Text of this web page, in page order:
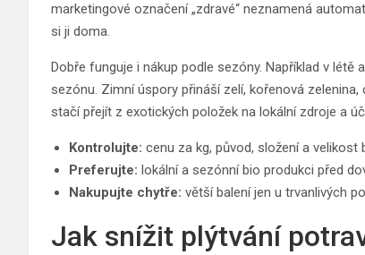
marketingové označení „zdravé“ neznamená
si ji doma.
Dobře funguje i nákup podle sezóny. Například v
sezónu. Zimní úspory přináší zelí, kořenová
stačí přejít z exotických položek na lokální zdroje a
Kontrolujte: cenu za kg, původ, složení a velikost
Preferujte: lokální a sezónní bio produkci před
Nakupujte chytře: větší balení jen u trvanlivých
Jak snížit plýtvání